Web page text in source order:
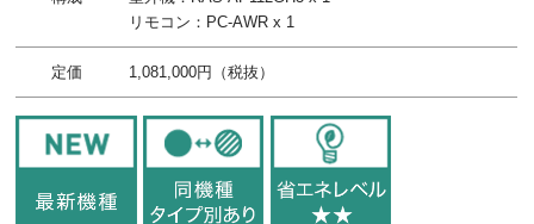
リモコン：PC-AWR x 1
定価 1,081,000円（税抜）